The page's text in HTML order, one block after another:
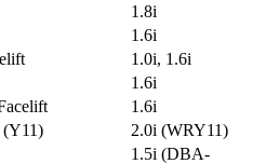
1.8i
1.6i
1.0i, 1.6i
1.6i
1.6i
(Y11)
2.0i (WRY11)
1.5i (DBA-